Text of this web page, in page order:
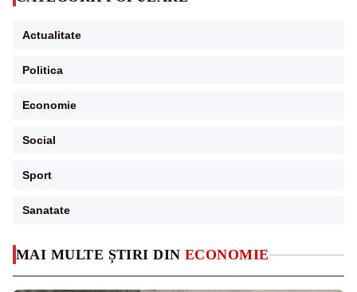
MAI MULTE ȘTIRI DIN ECONOMIE
Actualitate
Politica
Economie
Social
Sport
Sanatate